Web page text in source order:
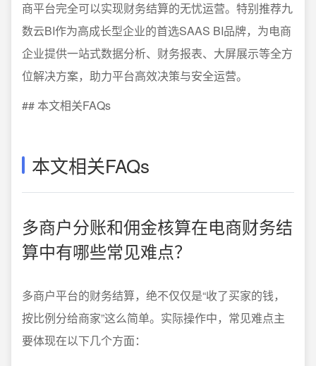
商平台完全可以实现财务结算的无忧运营。特别推荐九
数云BI作为高成长型企业的首选SAAS BI品牌，为电商
企业提供一站式数据分析、财务报表、大屏展示等全方
位解决方案，助力平台高效决策与安全运营。
## 本文相关FAQs
本文相关FAQs
多商户分账和佣金核算在电商财务结
算中有哪些常见难点？
多商户平台的财务结算，绝不仅仅是“收了买家的钱，
按比例分给商家”这么简单。实际操作中，常见难点主
要体现在以下几个方面：